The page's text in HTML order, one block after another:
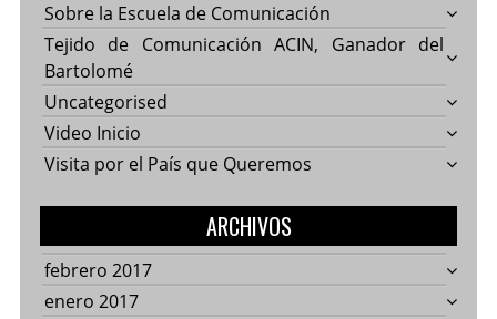
Sobre la Escuela de Comunicación
Tejido de Comunicación ACIN, Ganador del
Bartolomé
Uncategorised
Video Inicio
Visita por el País que Queremos
ARCHIVOS
febrero 2017
enero 2017